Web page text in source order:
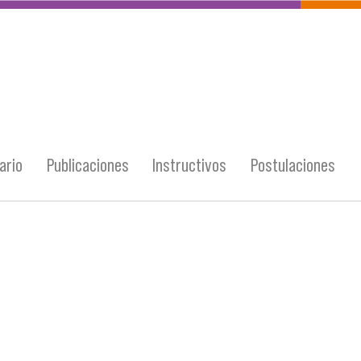
Publicaciones Instructivos Postulaciones